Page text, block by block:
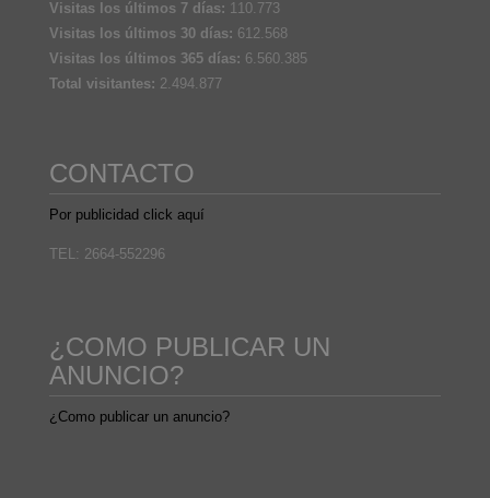
Visitas los últimos 7 días: 110.773
Visitas los últimos 30 días: 612.568
Visitas los últimos 365 días: 6.560.385
Total visitantes: 2.494.877
CONTACTO
Por publicidad click aquí
TEL: 2664-552296
¿COMO PUBLICAR UN
ANUNCIO?
¿Como publicar un anuncio?